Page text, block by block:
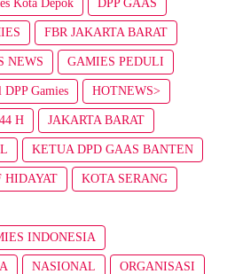
Kota Depok DPP GAAS
FBR JAKARTA BARAT
NEWS GAMIES PEDULI
Gamies HOTNEWS>
H JAKARTA BARAT
KETUA DPD GAAS BANTEN
HIDAYAT KOTA SERANG
INDONESIA
NASIONAL ORGANISASI